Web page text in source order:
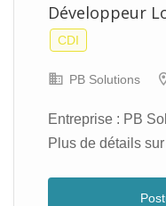
Développeur
CDI
PB Solutions
Entreprise : PB
Plus de détails